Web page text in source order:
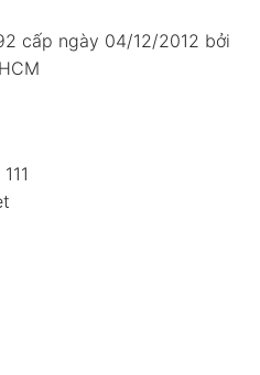
cấp ngày 04/12/2012 bởi